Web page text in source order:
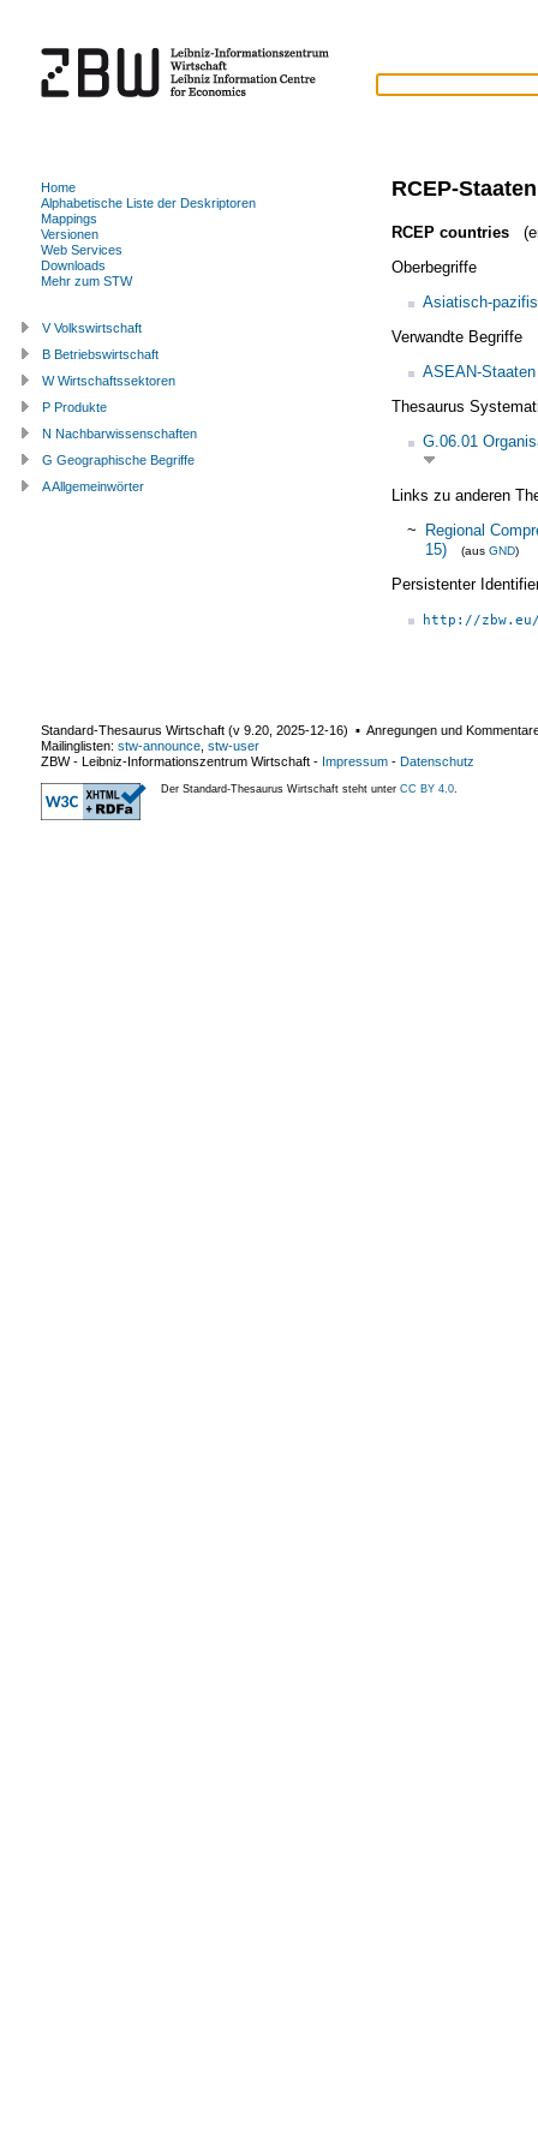
RCEP-Staaten
RCEP countries
Oberbegriffe
Asiatisch-
Verwandte Begriffe
ASEAN-Staaten
Thesaurus
G.06.01
Links zu anderen
~ Regional
15)
(aus GND)
Persistenter
http://
Home
Alphabetische Liste der Deskriptoren
Mappings
Versionen
Web Services
Downloads
Mehr zum STW
V Volkswirtschaft
B Betriebswirtschaft
W Wirtschaftssektoren
P Produkte
N Nachbarwissenschaften
G Geographische Begriffe
A Allgemeinwörter
Standard-Thesaurus Wirtschaft (v 9.20 2025-12-16) ▪ Anregungen und
Mailinglisten: stw-announce stw-user
ZBW - Leibniz-Informationszentrum Wirtschaft - Impressum - Datenschutz
Der Standard-Thesaurus Wirtschaft steht unter CC BY 4.0